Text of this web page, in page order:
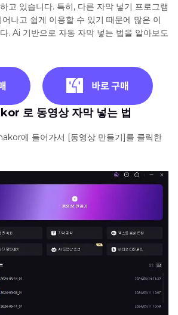
고 있습니다. 특히, 다른 자막 넣기 프로그램
나고 쉽게 이용할 수 있기 때문에 많은 이
. Ai 기반으로 자동 자막 넣는 법을 알아보도
로 동영상 자막 넣는 법
에 들어가서 [동영상 만들기]를 클릭한